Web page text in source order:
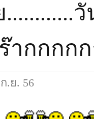
ากกกก
.ย. 56